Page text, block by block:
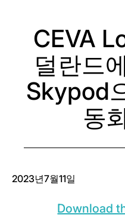
CEVA
덜란드
Skypod
동
2023년7월11일
Download